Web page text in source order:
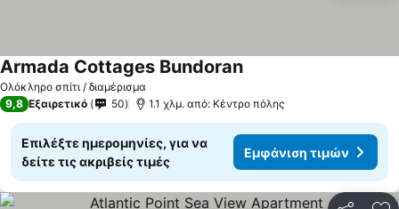
Ολόκληρο σπίτι / διαμέρισμα
Armada Cottages BundoranΕμφάνιση τιμών
9,8 Εξαιρετικό 50 1.1 χλμ. από: Κέντρο πόλης
Επιλέξτε ημερομηνίες, για να
δείτε τις ακριβείς τιμές
Εμφάνιση τιμών